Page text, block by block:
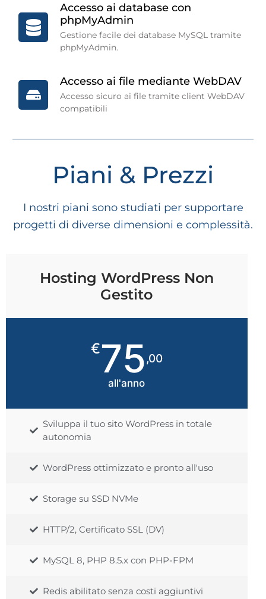
Accesso ai database con
phpMyAdmin
Gestione facile dei database MySQL tramite
phpMyAdmin.
Accesso ai file mediante WebDAV
Accesso sicuro ai file tramite client WebDAV
compatibili
Piani & Prezzi
I nostri piani sono studiati per supportare
progetti di diverse dimensioni e complessità.
Hosting WordPress Non
Gestito
€75,00
all'anno
Sviluppa il tuo sito WordPress in totale
autonomia
WordPress ottimizzato e pronto all'uso
Storage su SSD NVMe
HTTP/2, Certificato SSL (DV)
MySQL 8, PHP 8.5.x con PHP-FPM
Redis abilitato senza costi aggiuntivi